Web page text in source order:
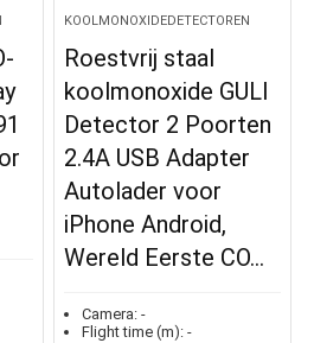
KOOLMONOXIDEDETECTOREN
Roestvrij staal
koolmonoxide GULI
Detector 2 Poorten
2.4A USB Adapter
Autolader voor
iPhone Android,
Wereld Eerste CO…
Camera: -
Flight time (m): -